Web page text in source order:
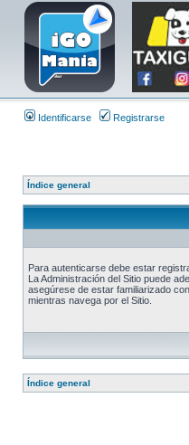
Identificarse Registrarse
Índice general
Para autenticarse debe estar
La Administración del Sitio puede
asegúrese de estar familiarizado
mientras navega por el Sitio.
Índice general